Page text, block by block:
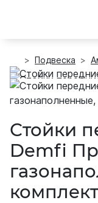
Подвеска
Стойки
Demfi
комплект